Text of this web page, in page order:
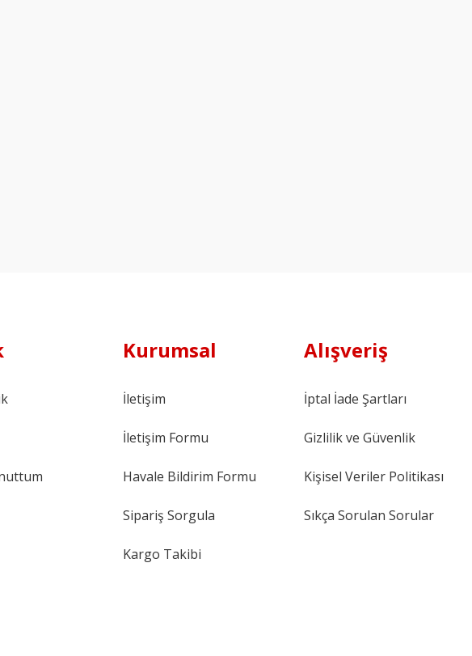
Kurumsal
İletişim
İletişim Formu
Havale Bildirim Formu
Sipariş Sorgula
Kargo Takibi
Alışveriş
İptal İade Şartları
Gizlilik ve Güvenlik
Kişisel Veriler Politikası
Sıkça Sorulan Sorular